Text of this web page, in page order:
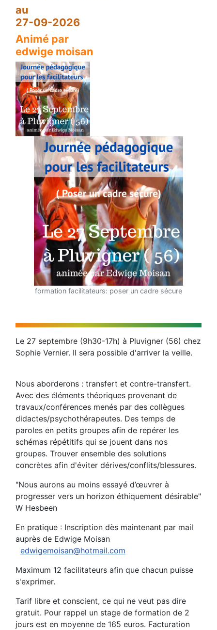
au
27-09-2026
Animé par
edwige moisan
formation facilitateurs: poser un cadre sécure
Le 27 septembre (9h30-17h) à Pluvigner (56) chez
Sophie Vernier. Il sera possible d'arriver la veille.
Nous aborderons : transfert et contre-transfert.
Avec des éléments théoriques provenant de
travaux/conférences menés par des collègues
didactes/psychothérapeutes. Des temps de
paroles en petits groupes afin de repérer les
schémas répétitifs qui se jouent dans nos
groupes. Trouver ensemble des solutions
concrètes afin d'éviter dérives/conflits/blessures.
"Nous aurons au moins essayé d’œuvrer à
progresser vers un horizon éthiquement désirable"
W Hesbeen
En pratique : Inscription dès maintenant par mail
auprès de Edwige Moisan
edwigemoisan@hotmail.com
Maximum 12 facilitateurs afin que chacun puisse
s'exprimer.
Tarif libre et conscient, ce qui ne veut pas dire
gratuit. Pour rappel un stage de formation de 2
jours est en moyenne de 165 euros. Facturation